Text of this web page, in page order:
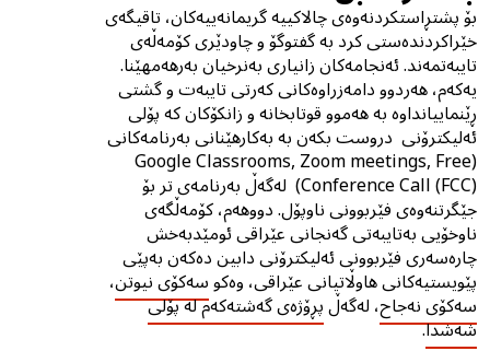
بۆ پشتڕاستکردنەوەی چالاکییە گریمانەییەکان، تاقیگەی
خێراكردندەستی کرد بە گفتوگۆ و چاودێری کۆمەڵەی
تایبەتمەند. ئەنجامەکان زانیاری بەنرخیان بەرهەمهێنا.
یەکەم، هەردوو دامەزراوەکانی کەرتی تایبەت و گشتی
ڕێنماییانداوە بە هەموو قوتابخانە و زانکۆکان کە پۆلی
ئەلیکترۆنی دروست بکەن بە بەکارهێنانی بەرنامەکانی
(Google Classrooms, Zoom meetings, Free
Conference Call (FCC)) لەگەڵ بەرنامەی تر بۆ
جێگرتنەوەی فێربوونی ناوپۆل. دووهەم، کۆمەڵگەی
ناوخۆیی بەتایبەتی گەنجانی عێراقی ئومێدبەخش
چارەسەری فێربوونی ئەلیکترۆنی دابین دەکەن بەپێی
پێویستیەکانی هاوڵاتیانی عێراقی، وەکوسەکۆی نیوتن،
سەکۆی نەجاح، لەگەڵپڕۆژەی گەشتەکەم لە پۆلی
شەشدا.